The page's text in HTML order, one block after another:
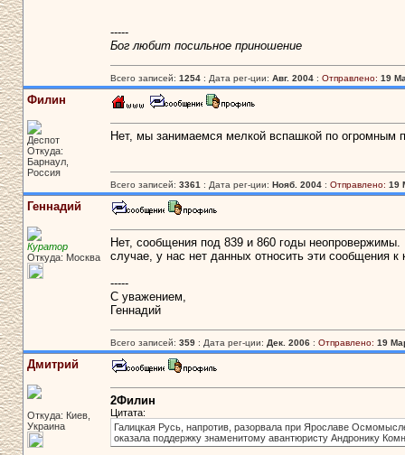
-----
Бог любит посильное приношение
Всего записей: 1254: Дата рег-ции: Авг. 2004: Отправлено: 19
Филин
Деспот
Откуда:
Барнаул,
Россия
Нет, мы занимаемся мелкой вспашкой по огромным
Всего записей: 3361 : Дата рег-ции: Нояб. 2004: Отправлено: 19
Геннадий
Куратор
Откуда: Москва
Нет, сообщения под 839 и 860 годы
случае, у нас нет данных относить эти сообщения
-----
С уважением,
Геннадий
Всего записей: 359: Дата рег-ции: Дек. 2006: Отправлено: 19
Дмитрий
Откуда: Киев,
Украина
2Филин
Цитата:
Галицкая Русь, напротив, разорвала при Ярославе
оказала поддержку знаменитому авантюристу Андронику